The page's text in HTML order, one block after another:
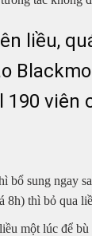
liều,
190 viên
bổ sung ngay
8h) thì bỏ qua
một lúc để bù